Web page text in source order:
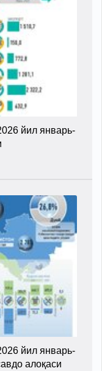
йил январь-
йил январь-
алоқаси